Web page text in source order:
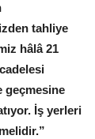
tahliye
hâlâ 21
geçmesine
İş yerleri